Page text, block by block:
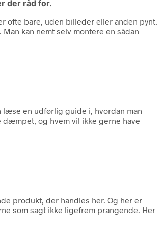
der råd for.
ofte bare, uden billeder eller anden pynt.
kan nemt selv montere en sådan
læse en udførlig guide i, hvordan man
og hvem vil ikke gerne have
produkt, der handles her. Og her er
som sagt ikke ligefrem prangende. Her